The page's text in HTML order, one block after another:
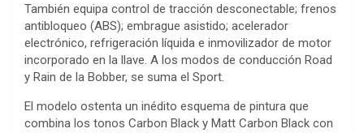
También equipa control de tracción desconectable; frenos
antibloqueo (ABS); embrague asistido; acelerador
electrónico, refrigeración líquida e inmovilizador de motor
incorporado en la llave. A los modos de conducción Road
y Rain de la Bobber, se suma el Sport.
El modelo ostenta un inédito esquema de pintura que
combina los tonos Carbon Black y Matt Carbon Black con